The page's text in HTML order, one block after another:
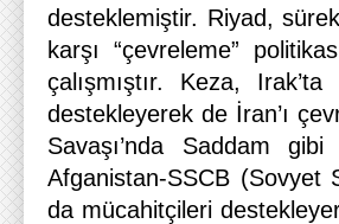
desteklemiştir. Riyad,
karşı “çevreleme”
çalışmıştır. Keza,
destekleyerek de İran’ı
Savaşı’nda Saddam
Afganistan-SSCB (Sovyet
da mücahitçileri